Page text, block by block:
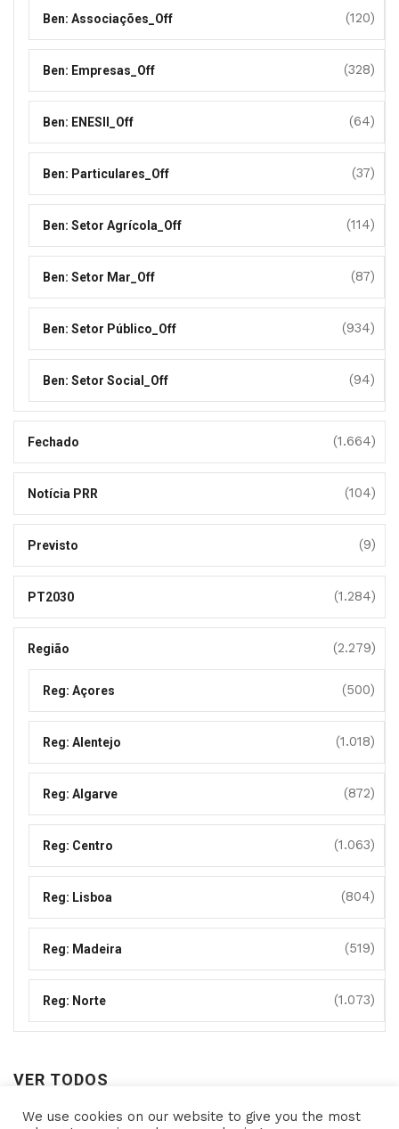
Ben: Associações_Off (120)
Ben: Empresas_Off (328)
Ben: ENESII_Off (64)
Ben: Particulares_Off (37)
Ben: Setor Agrícola_Off (114)
Ben: Setor Mar_Off (87)
Ben: Setor Público_Off (934)
Ben: Setor Social_Off (94)
Fechado (1.664)
Notícia PRR (104)
Previsto (9)
PT2030 (1.284)
Região (2.279)
Reg: Açores (500)
Reg: Alentejo (1.018)
Reg: Algarve (872)
Reg: Centro (1.063)
Reg: Lisboa (804)
Reg: Madeira (519)
Reg: Norte (1.073)
VER TODOS
We use cookies on our website to give you the most